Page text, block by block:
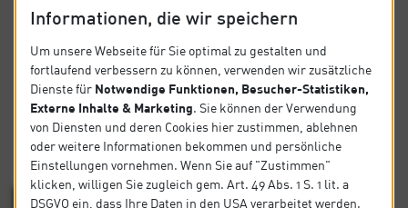
News Kontakt
Datenschutz Impressum
SOCIAL
Informationen, die wir speichern
Um unsere Webseite für Sie optimal zu gestalten und
fortlaufend verbessern zu können, verwenden wir zusätzliche
Dienste für Notwendige Funktionen, Besucher-Statistiken,
Externe Inhalte & Marketing. Sie können der Verwendung
von Diensten und deren Cookies hier zustimmen, ablehnen
oder weitere Informationen bekommen und persönliche
Einstellungen vornehmen. Wenn Sie auf "Zustimmen"
klicken, willigen Sie zugleich gem. Art. 49 Abs. 1 S. 1 lit. a
DSGVO ein, dass Ihre Daten in den USA verarbeitet werden.